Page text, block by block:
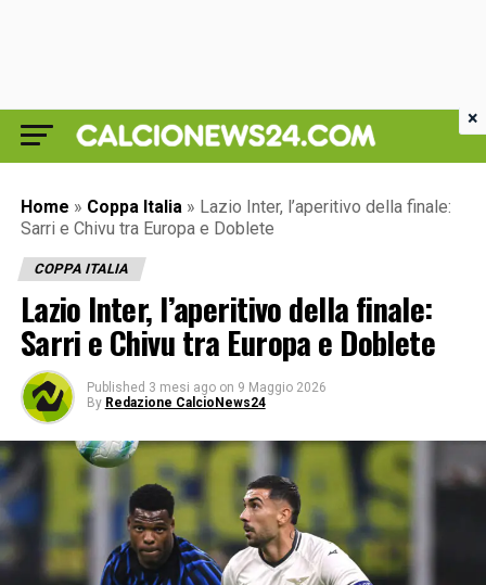
Home » Coppa Italia » Lazio Inter, l’aperitivo della finale:
Sarri e Chivu tra Europa e Doblete
COPPA ITALIA
Lazio Inter, l’aperitivo della finale:
Sarri e Chivu tra Europa e Doblete
Published 3 mesi ago on 9 Maggio 2026
By Redazione CalcioNews24
×